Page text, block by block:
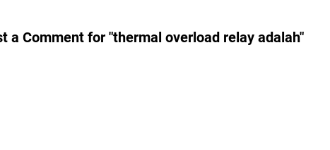
a Comment for "thermal overload relay adalah"